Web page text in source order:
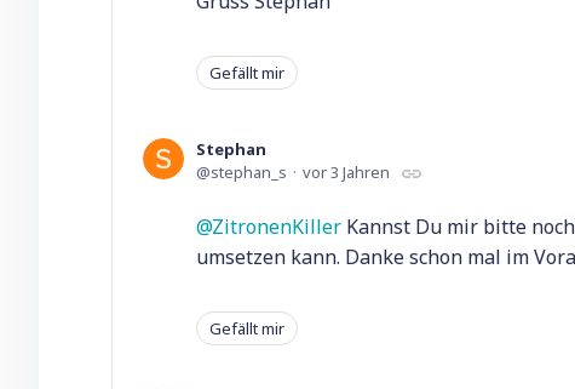
Gefällt mir
Stephan
stephan_s
vor 3 Jahren
ZitronenKiller Kannst Du mir bitte
umsetzen kann. Danke schon mal im
Gefällt mir